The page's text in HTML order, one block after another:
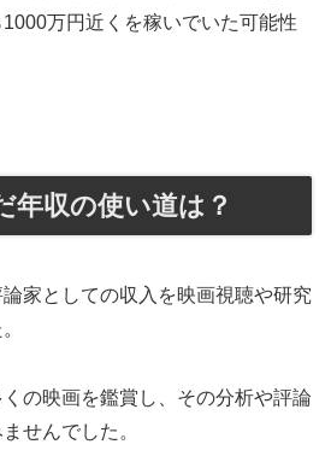
万円近くを稼いでいた可能性
年収の使い道は？
家としての収入を映画視聴や研究
の映画を鑑賞し、その分析や評論
せんでした。